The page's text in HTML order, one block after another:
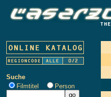
Suche
Filmtitel
Person